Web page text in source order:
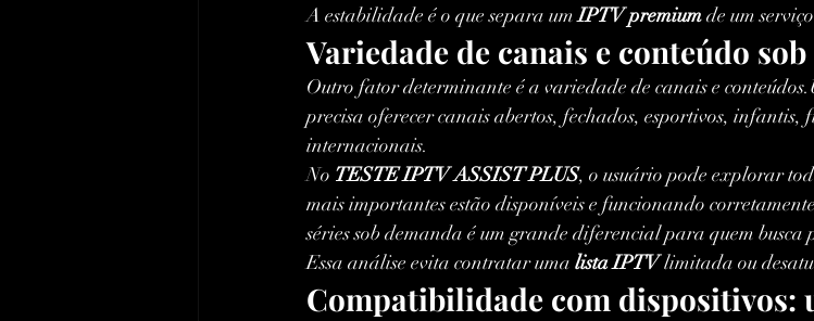
A estabilidade é o que separa um IPTV premium de um
Variedade de canais e conteúdo
Outro fator determinante é a variedade de canais e
precisa oferecer canais abertos, fechados, esportivos, infantis,
internacionais.
No TESTE IPTV ASSIST PLUS, o usuário pode explorar
mais importantes estão disponíveis e funcionando
séries sob demanda é um grande diferencial para quem busca
Essa análise evita contratar uma lista IPTV limitada ou
Compatibilidade com dispositivos: